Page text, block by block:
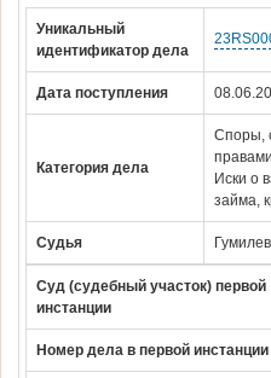
Уникальный
идентификатор дела
Дата поступления
Категория дела
Споры,
Иски о
займа,
Судья
Суд (судебный участок) первой
инстанции
Номер дела в первой инстанции